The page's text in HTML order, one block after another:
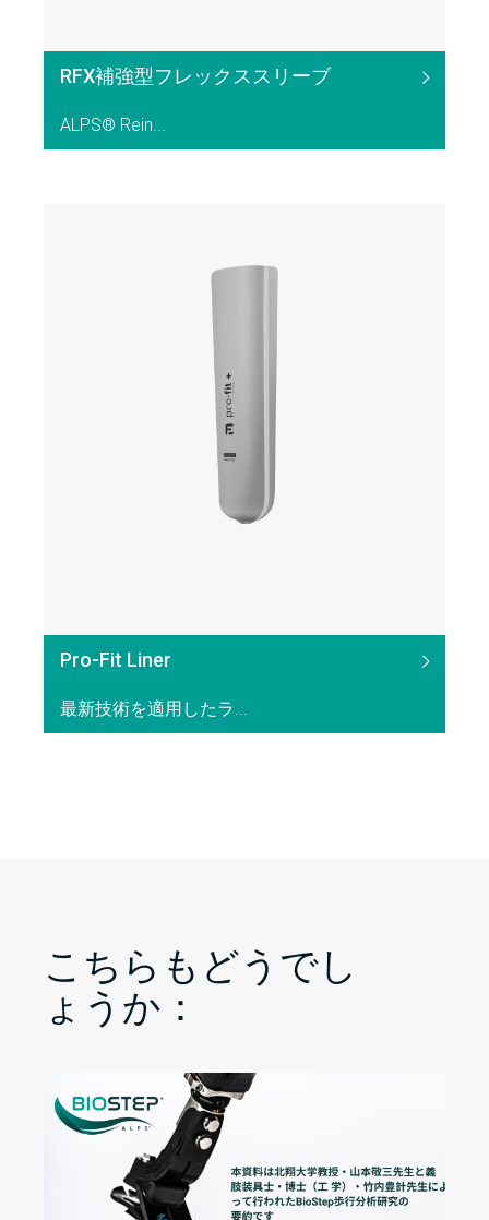
RFX補強型フレックススリーブ
ALPS® Rein...
Pro-Fit Liner
最新技術を適用したラ...
こちらもどうでし
ょうか：